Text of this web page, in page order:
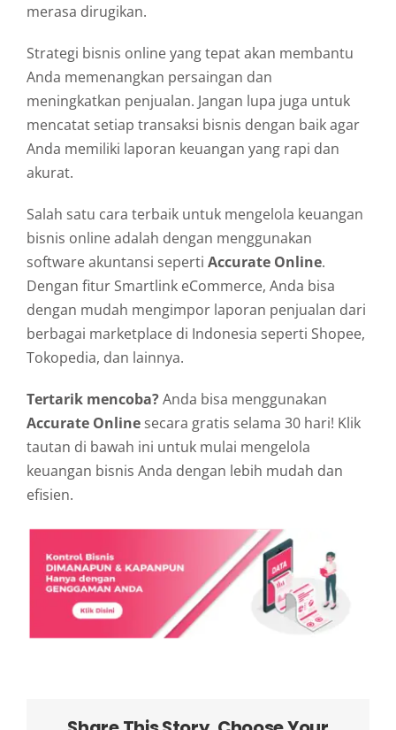
merasa dirugikan.
Strategi bisnis online yang tepat akan membantu
Anda memenangkan persaingan dan
meningkatkan penjualan. Jangan lupa juga untuk
mencatat setiap transaksi bisnis dengan baik agar
Anda memiliki laporan keuangan yang rapi dan
akurat.
Salah satu cara terbaik untuk mengelola keuangan
bisnis online adalah dengan menggunakan
software akuntansi seperti Accurate Online.
Dengan fitur Smartlink eCommerce, Anda bisa
dengan mudah mengimpor laporan penjualan dari
berbagai marketplace di Indonesia seperti Shopee,
Tokopedia, dan lainnya.
Tertarik mencoba?Anda bisa menggunakan
Accurate Online secara gratis selama 30 hari! Klik
tautan di bawah ini untuk mulai mengelola
keuangan bisnis Anda dengan lebih mudah dan
efisien.